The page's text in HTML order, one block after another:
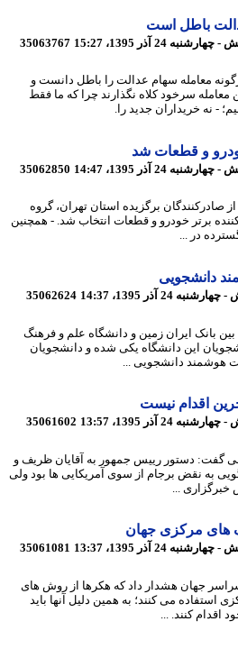
باطل است
35063767
سهام عدالت را باطل دانست و
سرخود کلاه نگذارند چرا که ما فقط
خریداران جدید را.
و قطعات شد
35062850
برگزیده استان تهران، گروه
برتر خودرو و قطعات انتخاب شد. - همچنین
در ...
35062624
ایران زمین و دانشگاه علم و فرهنگ
این دانشگاه یکی شده و دانشجویان
دانشجویی ...
اقدام نیست
35061602
دستور رییس جمهور به آقایان ظریف و
نقض برجام از سوی آمریکایی ها بود ولی
...
مرکزی جهان
35061081
جهان هشدار داد که هکرها از روش های
می کنند؛ به همین دلیل آنها باید
کنند. ...